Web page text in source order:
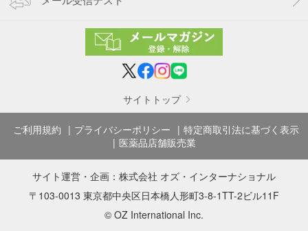
サイトトップ
ご利用規約 プライバシーポリシー
特定商取引法に基づく表示
医薬品店舗販売業
サイト運営・企画： 株式会社 オズ・インターナショナル
〒103-0013 東京都中央区日本橋人形町3-8-1TT-2ビル11F
© OZ International Inc.